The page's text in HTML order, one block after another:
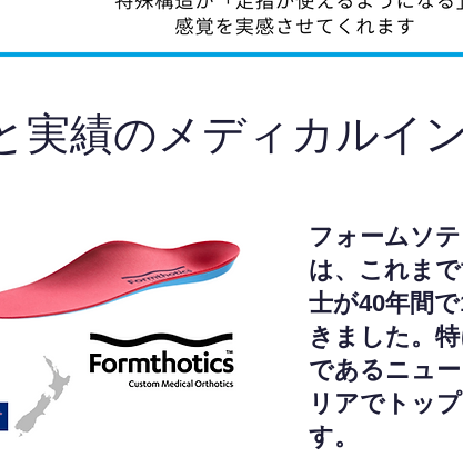
実績のメディカルイ
フォームソ
は、これま
士が40年間
きました。
であるニュ
リアでトッ
す。